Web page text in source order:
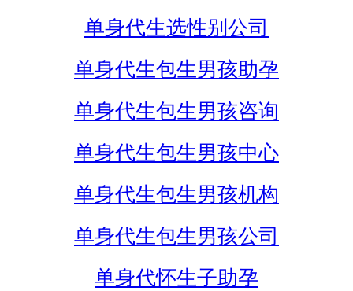
单身代生选性别公司
单身代生包生男孩助孕
单身代生包生男孩咨询
单身代生包生男孩中心
单身代生包生男孩机构
单身代生包生男孩公司
单身代怀生子助孕